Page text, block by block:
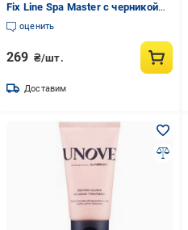
Fix Line Spa Master с черникой
200 мл
оценить
269 ₴/шт.
Доставим